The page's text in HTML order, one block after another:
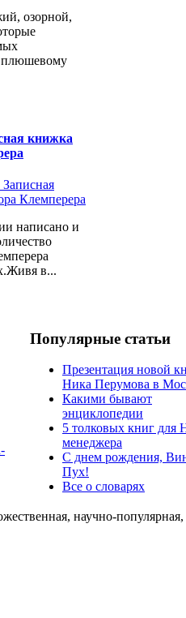
озорной,
плюшевому
книжка
написано и
в...
Популярные статьи
Презентация новой
Ника Перумова в
Какими бывают
энциклопедии
5 толковых книг для
менеджера
С днем рождения,
Пух!
Все о словарях
научно-